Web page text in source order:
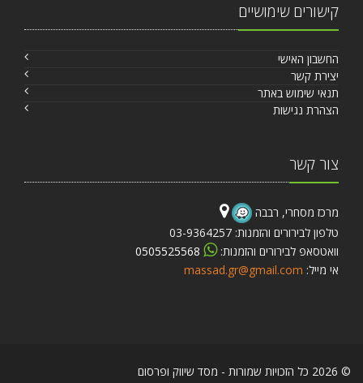
קישורים שימושיים
החשבון האישי
יצירת קשר
תנאי שימוש באתר
הצהרת נגישות
צור קשר
מרכז מסחרי, רבבה
טלפון לבירורים והזמנות: 03-9364257
וואטסאפ לבירורים והזמנות:
אי מייל: massad.gr@gmail.com
© 2026 כל הזכויות שמורות - מסד שיווק ופרסום